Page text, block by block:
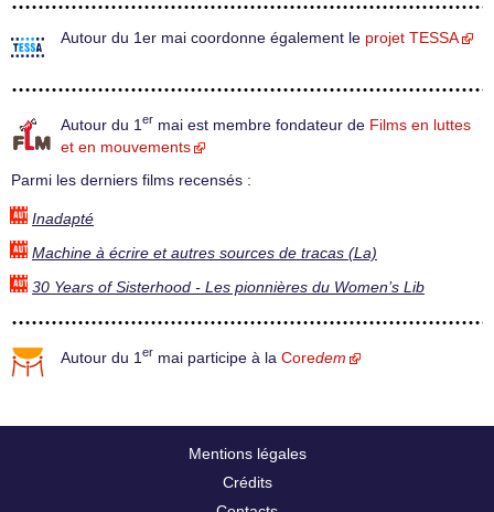
Autour du 1er mai coordonne également le projet TESSA
Autour du 1 er mai est membre fondateur de Films en luttes
et en mouvements
Parmi les derniers films recensés :
Inadapté
Machine à écrire et autres sources de tracas (La)
30 Years of Sisterhood - Les pionnières du Women’s Lib
Autour du 1 er mai participe à la Coredem
Mentions légales
Crédits